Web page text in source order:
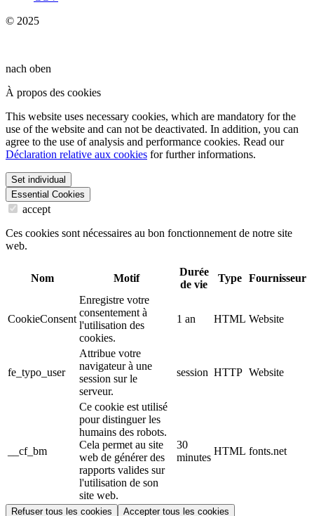
© 2025
nach oben
À propos des cookies
This website uses necessary cookies, which are mandatory for the
use of the website and can not be deactivated. In addition, you can
agree to the use of analysis and performance cookies. Read our
Déclaration relative aux cookies for further informations.
Set individual
Essential Cookies
accept
Ces cookies sont nécessaires au bon fonctionnement de notre site
web.
Nom Motif
Durée
de vie
Type Fournisseur
CookieConsent
Enregistre votre
consentement à
l'utilisation des
cookies.
1 an HTML Website
fe_typo_user
Attribue votre
navigateur à une
session sur le
serveur.
session HTTP Website
__cf_bm
Ce cookie est utilisé
pour distinguer les
humains des robots.
Cela permet au site
web de générer des
rapports valides sur
l'utilisation de son
site web.
30
minutes
HTML fonts.net
Refuser tous les cookies Accepter tous les cookies